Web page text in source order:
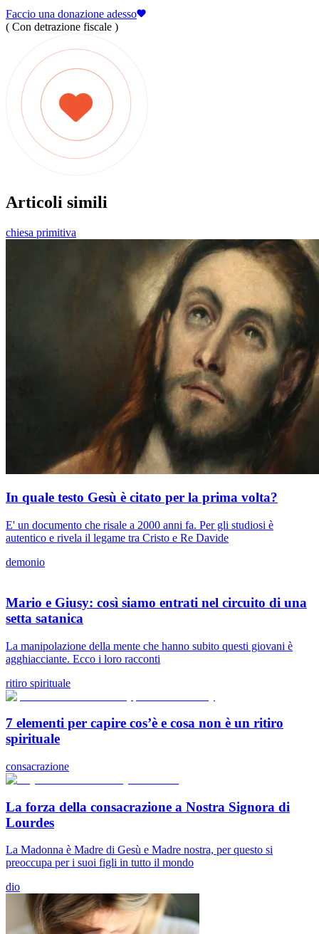
Faccio una donazione adesso
( Con detrazione fiscale )
Articoli simili
chiesa primitiva
In quale testo Gesù è citato per la prima volta?
E' un documento che risale a 2000 anni fa. Per gli studiosi è
autentico e rivela il legame tra Cristo e Re Davide
demonio
Mario e Giusy: così siamo entrati nel circuito di una
setta satanica
La manipolazione della mente che hanno subito questi giovani è
agghiacciante. Ecco i loro racconti
ritiro spirituale
7 elementi per capire cos’è e cosa non è un ritiro
spirituale
consacrazione
La forza della consacrazione a Nostra Signora di
Lourdes
La Madonna è Madre di Gesù e Madre nostra, per questo si
preoccupa per i suoi figli in tutto il mondo
dio